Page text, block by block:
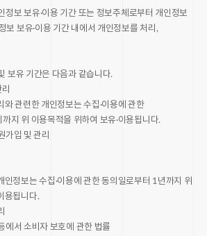
정보 보유·이용 기간 또는 정보주체로부터 개인정보
보 보유·이용 기간 내에서 개인정보를 처리,
보유 기간은 다음과 같습니다.
와 관련한 개인정보는 수집·이용에 관한
지 위 이용목적을 위하여 보유·이용됩니다.
가입 및 관리
인정보는 수집·이용에 관한 동의일로부터 1년까지 위
용됩니다.
에서 소비자 보호에 관한 법률